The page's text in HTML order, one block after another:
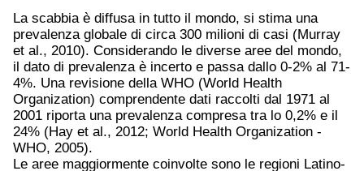
La scabbia è diffusa in tutto il mondo, si stima una
prevalenza globale di circa 300 milioni di casi (Murray
et al., 2010). Considerando le diverse aree del mondo,
il dato di prevalenza è incerto e passa dallo 0-2% al 71-
4%. Una revisione della WHO (World Health
Organization) comprendente dati raccolti dal 1971 al
2001 riporta una prevalenza compresa tra lo 0,2% e il
24% (Hay et al., 2012; World Health Organization -
WHO, 2005).
Le aree maggiormente coinvolte sono le regioni Latino-